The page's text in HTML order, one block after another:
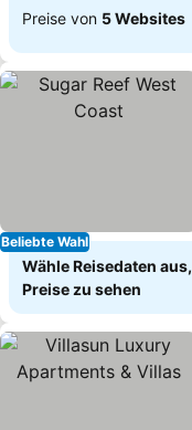
Preise von 5 Websites
Beliebte Wahl
Wähle Reisedaten
Preise zu sehen